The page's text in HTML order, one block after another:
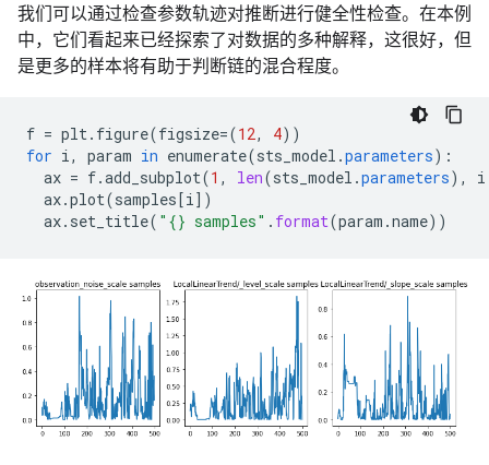
我们可以通过检查参数轨迹对推断进行健全性检查。在本例
中，它们看起来已经探索了对数据的多种解释，这很好，但
是更多的样本将有助于判断链的混合程度。
f = plt. figure(figsize=(12, 4))
for i, param in enumerate(sts_model .parameters) :
ax = f.add_subplot(1 , len(sts_model .parameters),
i
ax.plot(samples[i] )
ax. set_title( "{} samples" . format(param .name))